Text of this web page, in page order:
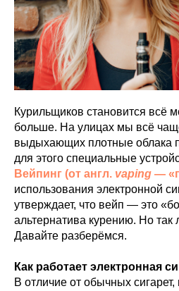
Курильщиков становится всё
больше. На улицах мы всё
выдыхающих плотные облака
для этого специальные
Вейпинг (от англ. vaping —
использования электронной
утверждает, что вейп — это
альтернатива курению. Но так
Давайте разберёмся.
Как работает электронная
В отличие от обычных